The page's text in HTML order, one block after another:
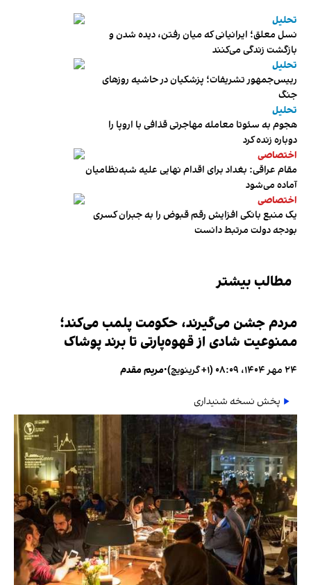
تحلیل
نسل معلق؛ ایرانیانی که میان رفتن، دیده شدن و
بازگشت زندگی می‌کنند
تحلیل
رییس‌جمهور تشریفات؛ پزشکیان در حاشیه روزهای
جنگ
تحلیل
هجوم به سئوتا معامله مهاجرتی قذافی با اروپا را
دوباره زنده کرد
اختصاصی
مقام عراقی: بغداد برای اقدام نهایی علیه شبه‌نظامیان
آماده می‌شود
اختصاصی
یک منبع بانکی افزایش رقم قبوض را به جبران کسری
بودجه دولت مرتبط دانست
مطالب بیشتر
مردم جشن می‌گیرند، حکومت پلمب می‌کند؛
ممنوعیت شادی از قهوه‌پارتی تا برند پوشاک
۲۴ مهر ۱۴۰۴، ۰۸:۰۹ (‎+۱ گرینویچ) •مریم مقدم
پخش نسخه شنیداری